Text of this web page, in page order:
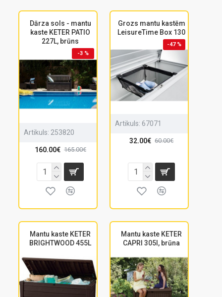
Dārza sols - mantu
kaste KETER PATIO
227L, brūns
-3 %
Artikuls: 253820
160.00€ 165.00€
Grozs mantu kastēm
LeisureTime Box 130
-47 %
Artikuls: 67071
32.00€ 60.00€
Mantu kaste KETER
BRIGHTWOOD 455L
Mantu kaste KETER
CAPRI 305l, brūna